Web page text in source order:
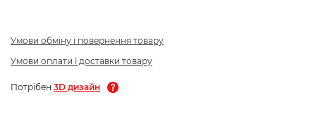
Умови обміну і повернення товару
Умови оплати і доставки товару
Потрібен 3D дизайн